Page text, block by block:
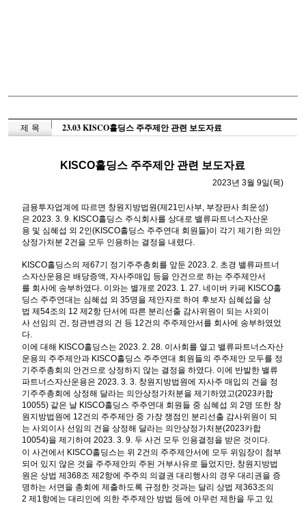
제 목 23.03 KISCO홀딩스 주주제안 관련 보도자료
KISCO홀딩스 주주제안 관련 보도자료
2023년3월9일(목)
금융투자업계에 따르면 창원지방법원(제21민사부, 부장판사 최운성)
은 2023. 3. 9. KISCO홀딩스 주식회사를 상대로 밸류파트너스자산운
용 및 심혜섭 외 2인(KISCO홀딩스 주주연대 회원들)이 각기 제기한 의안
상정가처분 2건을 모두 인용하는 결정을 내렸다.
KISCO홀딩스의 제67기 정기주주총회를 앞둔 2023. 2. 초경 밸류파트너
스자산운용은 배당증액,자사주매입 등을 안건으로 하는 주주제안서
를 회사에 송부하였다. 이와는 별개로 2023. 1. 27.네이버 카페 KISCO홀
딩스 주주연대는 심혜섭 외 35명을 제안자로 하여 후보자 심혜섭을 상
법 제54조의 12제2항 단서에 따른 분리선출 감사위원이 되는 사외이
사 선임의 건, 정관변경의 건 등 12건의 주주제안서를 회사에 송부하였었
다.
이에 대해 KISCO홀딩스는 2023. 2. 28. 이사회를 열고 밸류파트너스자산
운용의 주주제안과 KISCO홀딩스 주주연대 회원들의 주주제안 모두를 정
기주주총회의 안건으로 상정하지 않는 결정을 하였다. 이에 반발한 밸류
파트너스자산운용은 2023. 3. 3. 창원지방법원에 자사주 매입의 건을 정
기주주총회에 상정해 달라는 의안상정가처분을 제기하였고(2023카합
10055) 같은 날 KISCO홀딩스 주주연대 회원들 중 심혜섭 외 2명 또한 창
원지방법원에 12건의 주주제안 중 가장 쟁점인 분리선출 감사위원이
되
는 사외이사 선임의 건을 상정해 달라는 의안상정가처분(2023카합
10054)을 제기하여 2023. 3. 9. 두 사건 모두 인용결정을 받은 것이다.
이 사건에서 KISCO홀딩스는 위 2건의 주주제안서에 모두 위임장이
첨부
되어 있지 않은 것을 주주제안의 주된 거부사유로 들었지만, 창원지방법
원은 상법 제368조 제2항에 주주의 의결권 대리행사의 경우 대리권을 증
명하는 서면을 총회에 제출하도록 규정한 것과는 달리 상법 제363조의
2제 1항에는 대리인에 의한 주주제안 방법 등에 아무런 제한을 두고 있